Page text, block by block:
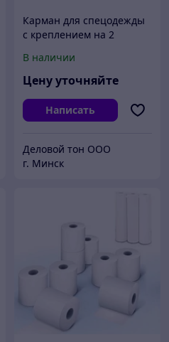
Карман для спецодежды
с креплением на 2
В наличии
Цену уточняйте
Написать
Деловой тон ООО
г. Минск